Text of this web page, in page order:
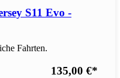
S11 Evo -
Fahrten.
135,00 €*